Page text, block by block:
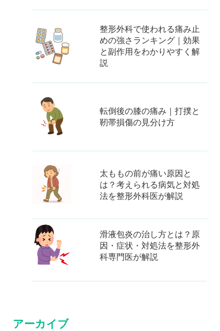
整形外科で使われる痛み止
めの強さランキング｜効果
と副作用をわかりやすく解
説
転倒後の膝の痛み｜打撲と
靭帯損傷の見分け方
太ももの前が痛い原因と
は？考えられる病気と対処
法を整形外科医が解説
滑液包炎の治し方とは？原
因・症状・対処法を整形外
科専門医が解説
アーカイブ